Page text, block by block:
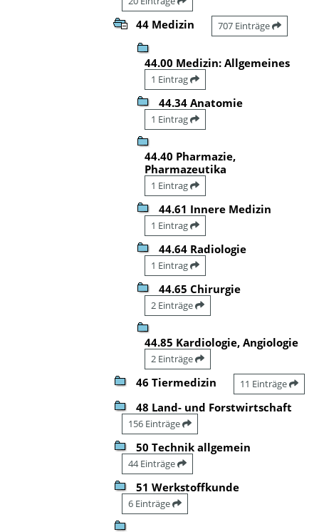
44 Medizin 707 Einträge
44.00 Medizin: Allgemeines
1 Eintrag
44.34 Anatomie
1 Eintrag
44.40 Pharmazie,
Pharmazeutika
1 Eintrag
44.61 Innere Medizin
1 Eintrag
44.64 Radiologie
1 Eintrag
44.65 Chirurgie
2 Einträge
44.85 Kardiologie, Angiologie
2 Einträge
46 Tiermedizin 11 Einträge
48 Land- und Forstwirtschaft
156 Einträge
50 Technik allgemein
44 Einträge
51 Werkstoffkunde
6 Einträge